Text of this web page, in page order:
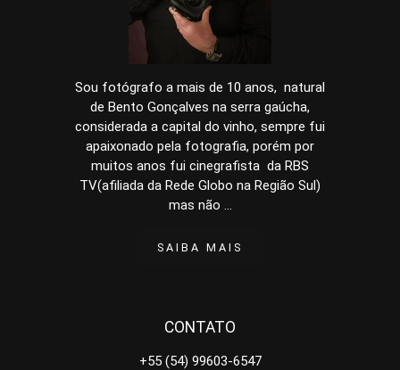
Sou fotógrafo a mais de 10 anos, natural
de Bento Gonçalves na serra gaúcha,
considerada a capital do vinho, sempre fui
apaixonado pela fotografia, porém por
muitos anos fui cinegrafista da RBS
TV(afiliada da Rede Globo na Região Sul)
mas não ...
SAIBA MAIS
CONTATO
+55 (54) 99603-6547